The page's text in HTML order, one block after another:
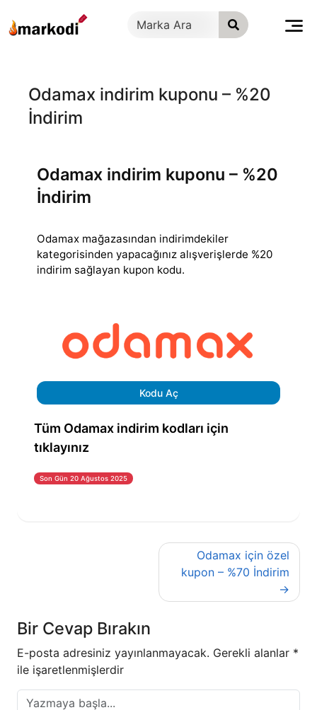
geç
Odamax indirim kuponu – %20
İndirim
Odamax indirim kuponu – %20
İndirim
Odamax mağazasından indirimdekiler
kategorisinden yapacağınız alışverişlerde %20
indirim sağlayan kupon kodu.
Kodu Aç
Tüm Odamax indirim kodları için
tıklayınız
Son Gün 20 Ağustos 2025
Odamax için özel
kupon – %70 İndirim
Bir Cevap Bırakın
E-posta adresiniz yayınlanmayacak. Gerekli alanlar *
ile işaretlenmişlerdir